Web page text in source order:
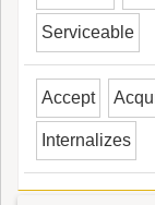
Serviceable
Accept
Internalizes